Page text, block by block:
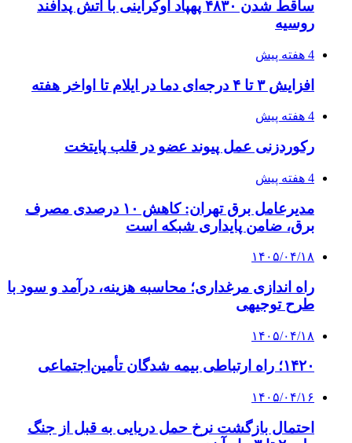
شکست شاگردان قهرمانی مقابل چین تایپه/ تلاش
برای عنوان یازدهمی
۱۴۰۵/۰۴/۱۵
فروشگاه کتاب DMDBook | خرید کتاب فانتزی،
۱۴۰۵/۰۴/۱۴
دقیق‌ترین ابزارها را آنلاین بخریم؟
پیوندها
صندوق طلا
وام فوری
بازار و کسب و کار
3 هفته پیش
خرید ابزار آلات دستی و صنعتی زیر قیمت بازار؛
چطور ابزار اصل را با بهترین قیمت تهیه کنیم؟
4 هفته پیش